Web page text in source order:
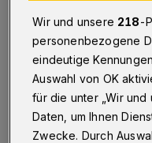
26.05.2020 , 11:45 Uhr
Wir und unsere 218-
personenbezogene
eindeutige
Auswahl von OK
für die unter „Wir
Daten, um Ihnen
Zwecke. Durch